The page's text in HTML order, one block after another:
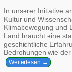
In unserer Initiative
Kultur und
Klimabewegung und
Land braucht eine
geschichtliche
Bedrohungen wie
Weiterlesen →